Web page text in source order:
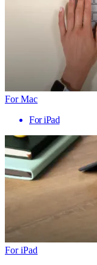
For Mac
For iPad
For iPad